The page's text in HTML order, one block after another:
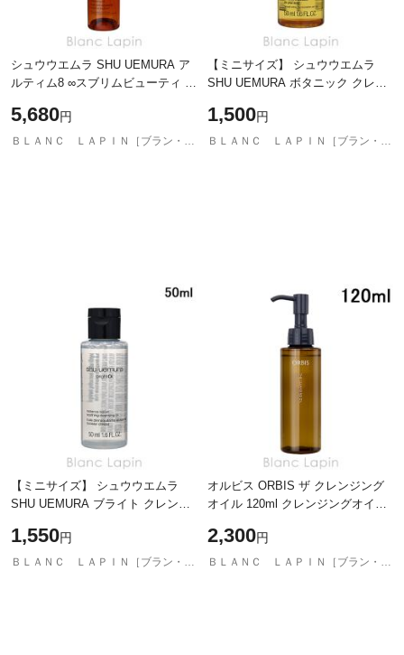
シュウウエムラ SHU UEMURA ア
ルティム8 ∞スブリムビューティ ク
ジングオイル [814372]
5,680円
ＢＬＡＮＣ ＬＡＰＩＮ［ブラン・ラパン］
【ミニサイズ】 シュウウエムラ
SHU UEMURA ボタニック クレン
グ・洗顔ミニ [773621/069722]
1,500円
ＢＬＡＮＣ ＬＡＰＩＮ［ブラン・ラパン］
【ミニサイズ】 シュウウエムラ
SHU UEMURA ブライト クレンジ
洗顔ミニ [885037]
1,550円
ＢＬＡＮＣ ＬＡＰＩＮ［ブラン・ラパン］
オルビス ORBIS ザ クレンジング
オイル 120ml クレンジングオイル
2,300円
ＢＬＡＮＣ ＬＡＰＩＮ［ブラン・ラパン］